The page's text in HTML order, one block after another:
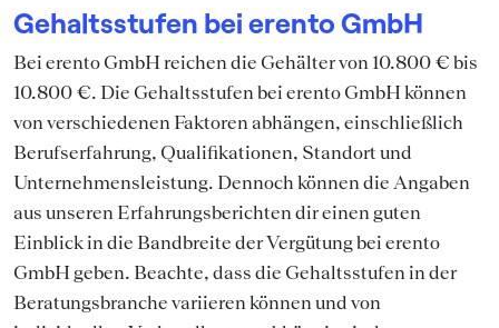
Gehaltsstufen bei erento GmbH
Bei erento GmbH reichen die Gehälter von 10.800 € bis
10.800 €. Die Gehaltsstufen bei erento GmbH können
von verschiedenen Faktoren abhängen, einschließlich
Berufserfahrung, Qualifikationen, Standort und
Unternehmensleistung. Dennoch können die Angaben
aus unseren Erfahrungsberichten dir einen guten
Einblick in die Bandbreite der Vergütung bei erento
GmbH geben. Beachte, dass die Gehaltsstufen in der
Beratungsbranche variieren können und von